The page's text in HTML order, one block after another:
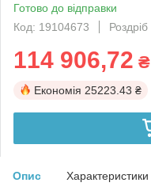
Готово до відправки
Код: 19104673
Роздріб
114 906,72 ₴
Економія 25223.43 ₴
Опис Характеристики